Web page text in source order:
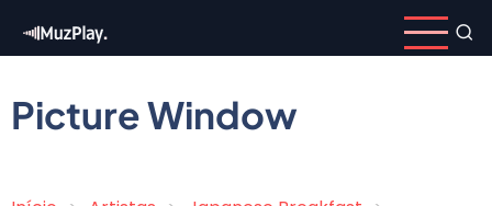
para
conteúdo
principal
Picture Window